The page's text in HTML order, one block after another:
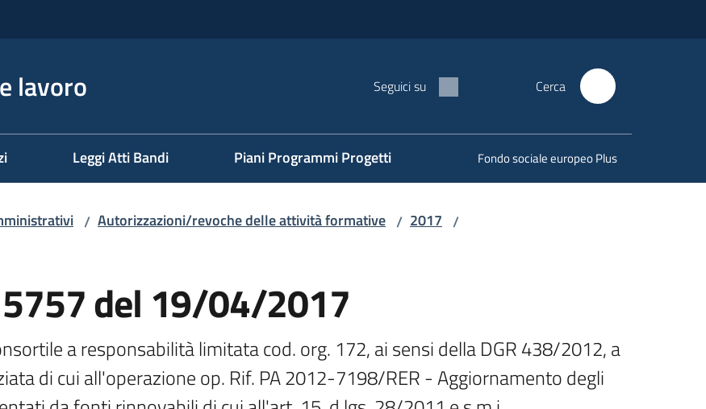
lavoro Seguici su Cerca
Leggi Atti Bandi Piani Programmi Progetti Fondo sociale europeo Plus
/ Autorizzazioni/revoche delle attività formative / 2017 /
del 19/04/2017
a responsabilità limitata cod. org. 172, ai sensi della DGR 438/2012, a
di cui all'operazione op. Rif. PA 2012-7198/RER - Aggiornamento degli